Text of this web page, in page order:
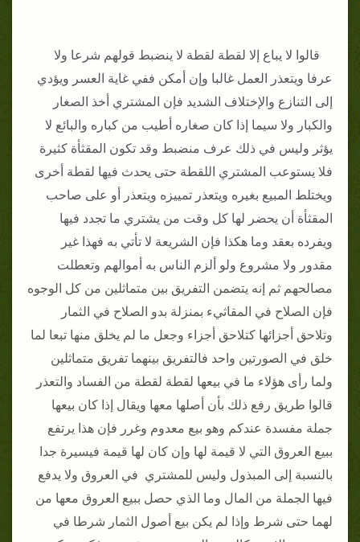
قالوا لا يباع إلا لقطة لقطة لا ينضبط قولهم شرعا ولا
عرفا ويتعذر العمل غالبا وإن أمكن ففي غاية العسر ويؤدي
إلى التنازع والإختلاف الشديد فإن المشتري أخذ الصغار
والكبار ولا سيما إذا كان صغاره أطيب من كباره والبائع لا
يؤثر وليس في ذلك عرف منضبط وقد تكون المقثأة كثيرة
فلا يستوعب المشتري اللقطة حتى يحدث فيها لقطة أخرى
ويختلط المبيع بغيره ويتعذر تمييزه ويتعذر أو على صاحب
المقثأة أن يحضر لها كل وقت من يشتري ما تجدد فيها
ويفرده بعقد وما هكذا فإن الشريعة لا تأتي به فهذا غير
مقدور ولا مشروع ولو ألزم الناس به أموالهم وتعطلت
مصالحهم ثم إنه يتضمن التفريق بين متماثلين من كل الوجوه
فإن الصلاح في المقاثيء بمنزلة بدو الصلاح في الثمار
وتلاحق أجزائها كتلاحق أجزاء وجعل ما لم يخلق منها تبعا لما
خلق في الصورتين واحد فالتفريق بينهما تفريق متماثلين
ولما رأى هؤلاء ما في بيعها لقطة لقطة من الفساد والتعذر
قالوا طريق رفع ذلك بأن أصلها معها ويقال إذا كان بيعها
جملة مفسدة عندكم وهو بيع معدوم وغرر فإن هذا يرتفع
ببيع العروق التي لا قيمة لها وإن كان لها قيمة فيسيرة جدا
بالنسبة إلى المبذول وليس للمشتري في العروق ولا يدفع
فيها الجملة من المال وما الذي حصل ببيع العروق معها من
لهما حتى شرط وإذا لم يكن بيع أصول الثمار شرطا في